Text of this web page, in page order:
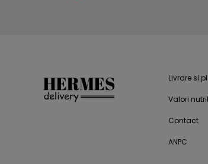
Livrare si
Valori
Contact
ANPC